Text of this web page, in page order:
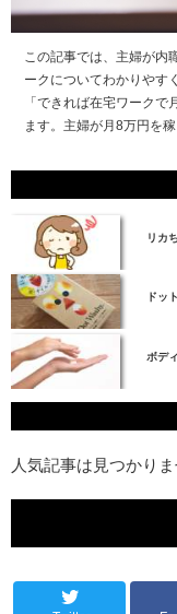
この記事では、主婦が内
ークについてわかりやす
「できれば在宅ワーク
ます。主婦が月8万円を
リカ
ドッ
ボデ
人気記事は見つかりま